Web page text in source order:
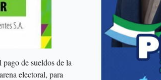
de sueldos de la
electoral, para